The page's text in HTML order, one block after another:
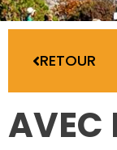
RETOUR
AVEC